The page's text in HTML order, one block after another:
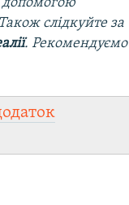
слідкуйте за
. Рекомендуємо